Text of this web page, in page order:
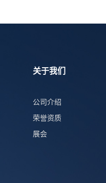
关于我们
公司介绍
荣誉资质
展会